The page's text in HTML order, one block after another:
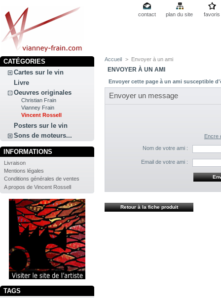
contact plan du site favoris
CATÉGORIES
Cartes sur le vin
Livre
Oeuvres originales
Christian Frain
Vianney Frain
Vincent Rossell
Posters sur le vin
Sons de moteurs...
INFORMATIONS
Livraison
Mentions légales
Conditions générales de ventes
A propos de Vincent Rossell
TAGS
Accueil > Envoyer à un ami
ENVOYER À UN AMI
Envoyer cette page à un ami susceptible
Envoyer un message
Encre
Nom de votre ami :
Email de votre ami :
Retour à la fiche produit